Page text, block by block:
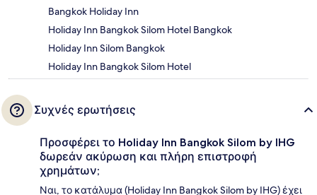
Bangkok Holiday Inn
Holiday Inn Bangkok Silom Hotel Bangkok
Holiday Inn Silom Bangkok
Holiday Inn Bangkok Silom Hotel
Συχνές ερωτήσεις
Προσφέρει το Holiday Inn Bangkok Silom by IHG
δωρεάν ακύρωση και πλήρη επιστροφή
χρημάτων;
Ναι, το κατάλυμα (Holiday Inn Bangkok Silom by IHG) έχει